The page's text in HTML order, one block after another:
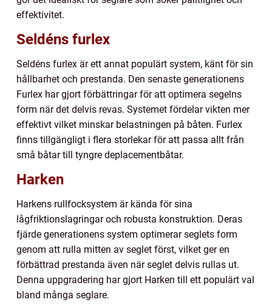
effektivitet.
Seldéns furlex
Seldéns furlex är ett annat populärt system, känt för sin
hållbarhet och prestanda. Den senaste generationens
Furlex har gjort förbättringar för att optimera segelns
form när det delvis revas. Systemet fördelar vikten mer
effektivt vilket minskar belastningen på båten. Furlex
finns tillgängligt i flera storlekar för att passa allt från
små båtar till tyngre deplacementbåtar.
Harken
Harkens rullfocksystem är kända för sina
lågfriktionslagringar och robusta konstruktion. Deras
fjärde generationens system optimerar seglets form
genom att rulla mitten av seglet först, vilket ger en
förbättrad prestanda även när seglet delvis rullas ut.
Denna uppgradering har gjort Harken till ett populärt val
bland många seglare.